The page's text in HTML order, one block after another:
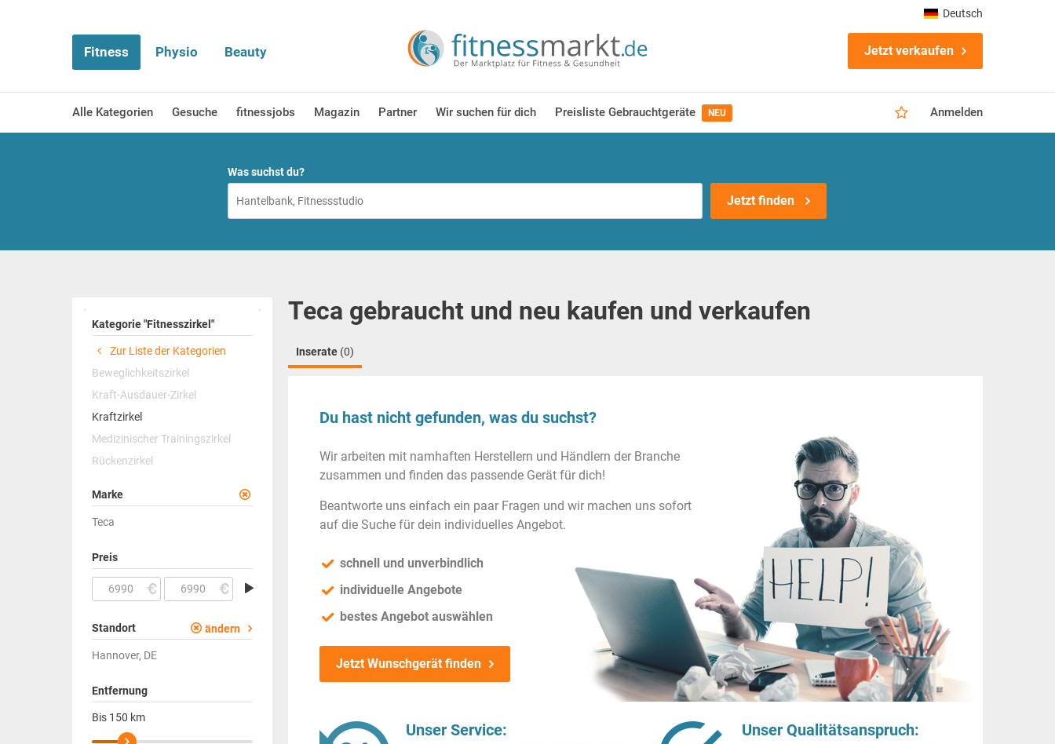
Fitness Physio Beauty Jetzt verkaufen
Alle Kategorien Gesuche fitnessjobs Magazin Partner Wir suchen für dich Preisliste Gebrauchtgeräte NEU Anmelden
Deutsch
Was suchst du?
Jetzt finden
Kategorie "Fitnesszirkel"
Zur Liste der Kategorien
Beweglichkeitszirkel
Kraft-Ausdauer-Zirkel
Kraftzirkel
Medizinischer Trainingszirkel
Rückenzirkel
Marke
Teca
Preis
Standort ändern
Hannover, DE
Entfernung
Bis 150 km
Teca gebraucht und neu kaufen und verkaufen
Inserate (0)
Du hast nicht gefunden, was du suchst?
Wir arbeiten mit namhaften Herstellern und Händlern der Branche
zusammen und finden das passende Gerät für dich!
Beantworte uns einfach ein paar Fragen und wir machen uns sofort
auf die Suche für dein individuelles Angebot.
schnell und unverbindlich
individuelle Angebote
bestes Angebot auswählen
Jetzt Wunschgerät finden
Unser Service: Unser Qualitätsanspruch: